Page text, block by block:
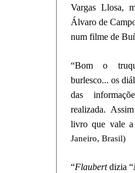
Vargas Llosa,
Álvaro de
num filme de
“Bom o
burlesco... os
das
realizada.
livro que vale a
Janeiro, Brasil)
“Flaubertdizia “